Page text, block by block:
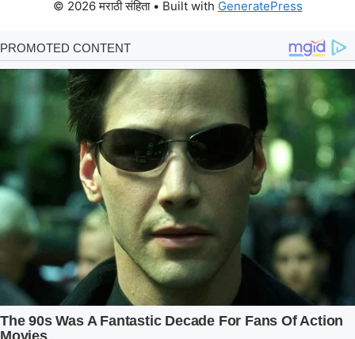
© 2026 मराठी संहिता• Built with GeneratePress